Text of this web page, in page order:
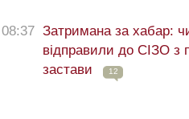
08:37 Затримана за хабар:
відправили до СІЗО з
застави
12